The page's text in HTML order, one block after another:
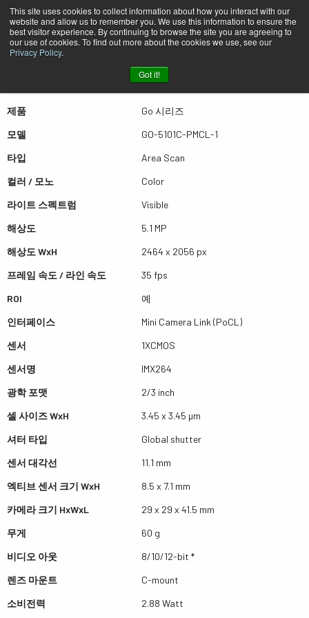
This site uses cookies to collect information about how you interact with our
website and allow us to remember you. We use this information to ensure the
best visitor experience. By continuing to browse the site you are agreeing to
our use of cookies. To find out more about the cookies we use, see our
Privacy Policy.
Got it!
퀵뷰 GO-5101C-PMCL-1
더많은 결과를 보시려면 스크롤하세요
제품
Go 시리즈
모델
GO-5101C-PMCL-1
타입
Area Scan
컬러 / 모노
Color
라이트 스펙트럼
Visible
해상도
5.1 MP
해상도 WxH
2464 x 2056 px
프레임 속도 / 라인 속도
35 fps
ROI
예
인터페이스
Mini Camera Link (PoCL)
센서
1XCMOS
센서명
IMX264
광학 포맷
2/3 inch
셀 사이즈 WxH
3.45 x 3.45 µm
셔터 타입
Global shutter
센서 대각선
11.1 mm
엑티브 센서 크기 WxH
8.5 x 7.1 mm
카메라 크기 HxWxL
29 x 29 x 41.5 mm
무게
60 g
비디오 아웃
8/10/12-bit *
렌즈 마운트
C-mount
소비전력
2.88 Watt